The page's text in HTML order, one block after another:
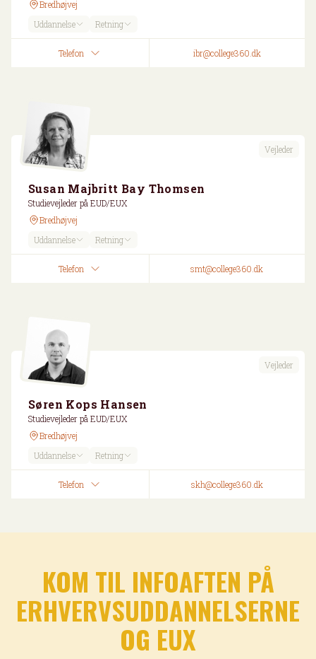
Bredhøjvej
Uddannelse
Retning
Telefon ibr@college360.dk
Vejleder
Susan Majbritt Bay Thomsen
Studievejleder på EUD/EUX
Bredhøjvej
Uddannelse
Retning
Telefon smt@college360.dk
Vejleder
Søren Kops Hansen
Studievejleder på EUD/EUX
Bredhøjvej
Uddannelse
Retning
Telefon skh@college360.dk
KOM TIL INFOAFTEN PÅ
ERHVERVSUDDANNELSERNE
OG EUX